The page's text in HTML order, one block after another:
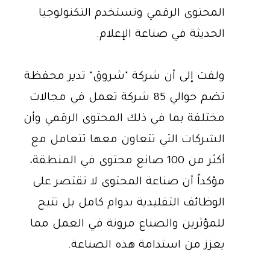
المحتوى الرقمي وتستخدم التكنولوجيا
الحديثة في صناعة الإعلام.
ولفت إلى أن شركة "شروق" تدير محفظة
تضم حوالي 85 شركة تعمل في مجالات
مختلفة بما في ذلك المحتوى الرقمي وأن
الشركات التي تتعاون معها تتعامل مع
أكثر من 100 صانع محتوى في المنطقة،
مؤكداً أن صناعة المحتوى لا تقتصر على
الوظائف التقليدية بدوام كامل بل تتيح
للمؤثرين والصناع مرونة في العمل مما
يعزز من استدامة هذه الصناعة.